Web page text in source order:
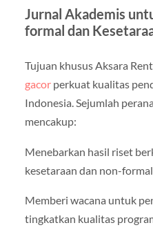
Jurnal Akademis
formal dan
Tujuan khusus Aksara
gacorperkuat kualitas
Indonesia. Sejumlah
mencakup:
Menebarkan hasil riset
kesetaraan dan non-formal.
Memberi wacana untuk
tingkatkan kualitas